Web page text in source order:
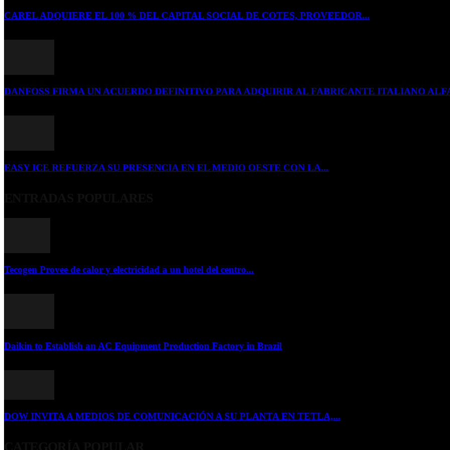
CAREL ADQUIERE EL 100 % DEL CAPITAL SOCIAL DE COTES, PROVEEDOR...
DANFOSS FIRMA UN ACUERDO DEFINITIVO PARA ADQUIRIR AL FABRICANTE ITALIANO
EASY ICE REFUERZA SU PRESENCIA EN EL MEDIO OESTE CON LA...
Tecogen Provee de calor y electricidad a un hotel del centro...
Daikin to Establish an AC Equipment Production Factory in Brazil
DOW INVITA A MEDIOS DE COMUNICACIÓN A SU PLANTA EN TETLA,...